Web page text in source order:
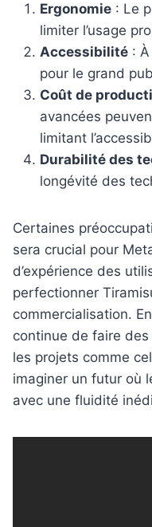
Ergonomie : Le
limiter l’usage
Accessibilité :
pour le grand
Coût de
avancées
limitant
Durabilité des
longévité des
Certaines
sera crucial pour
d’expérience des
perfectionner
commercialisation.
continue de faire
les projets comme
imaginer un futur où
avec une fluidité